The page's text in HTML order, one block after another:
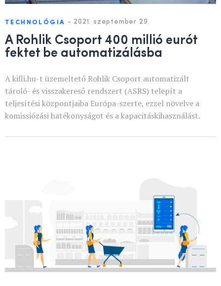
TECHNOLÓGIA - 2021. szeptember 29.
A Rohlik Csoport 400 millió eurót
fektet be automatizálásba
A kifli.hu-t üzemeltető Rohlik Csoport automatizált
tároló- és visszakereső rendszert (ASRS) telepít a
teljesítési központjaiba Európa-szerte, ezzel növelve a
komissiózási hatékonyságot és a kapacitáskihasználást.